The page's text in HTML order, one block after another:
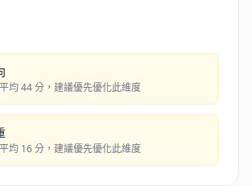
均 44 分，建議優先優化此維度
均 16 分，建議優先優化此維度